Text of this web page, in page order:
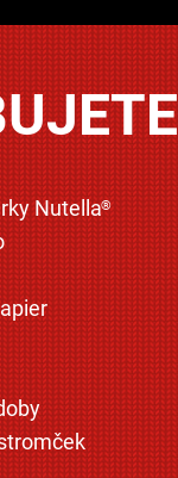
Nutella®